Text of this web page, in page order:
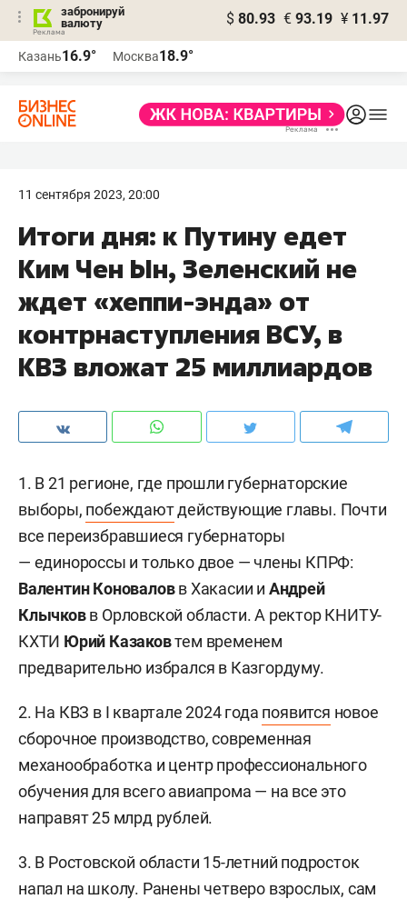
забронируй
валюту
$ 80.93 € 93.19 ¥ 11.97
Казань16.9° Москва18.9°
11 сентября 2023, 20:00
Итоги дня: к Путину едет
Ким Чен Ын, Зеленский не
ждет «хеппи-энда» от
контрнаступления ВСУ, в
КВЗ вложат 25 миллиардов
1. В 21 регионе, где прошли губернаторские
выборы, побеждаютдействующие главы. Почти
все переизбравшиеся губернаторы
— единороссы и только двое — члены КПРФ:
Валентин Коноваловв Хакасии и Андрей
Клычковв Орловской области. А ректор КНИТУ-
КХТИ Юрий Казаковтем временем
предварительно избрался в Казгордуму.
2. На КВЗ в I квартале 2024 года появится новое
сборочное производство, современная
механообработка и центр профессионального
обучения для всего авиапрома — на все это
направят 25 млрд рублей.
3. В Ростовской области 15-летний подросток
напал на школу. Ранены четверо взрослых, сам